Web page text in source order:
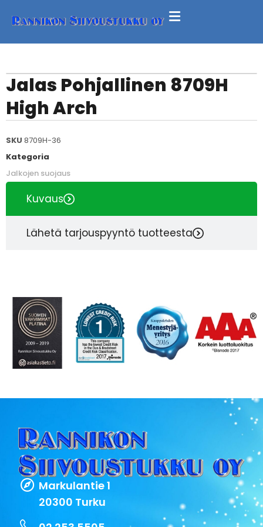
Jalas Pohjallinen 8709H
High Arch
SKU 8709H-36
Kategoria
Jalkojen suojaus
Kuvaus
Lähetä tarjouspyyntö tuotteesta
Markulantie 1
20300 Turku